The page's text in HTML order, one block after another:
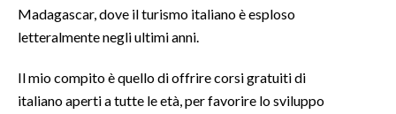
SALUTE
SARDEGNA TURISMO
Madagascar, dove il turismo italiano è esploso
letteralmente negli ultimi anni.
Il mio compito è quello di offrire corsi gratuiti di
italiano aperti a tutte le età, per favorire lo sviluppo